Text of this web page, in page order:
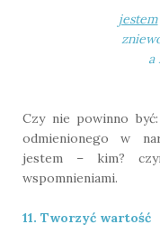
jestem
a
Czy nie powinno być:
odmienionego w
jestem – kim?
wspomnieniami.
11. Tworzyć wartość